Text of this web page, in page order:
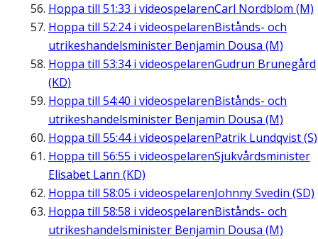
Hoppa till 51:33 i videospelarenCarl Nordblom (M)
Hoppa till 52:24i videospelarenBistånds- och
utrikeshandelsminister Benjamin Dousa (M)
Hoppa till 53:34i videospelarenGudrun Brunegård
(KD)
Hoppa till 54:40 i videospelarenBistånds- och
utrikeshandelsminister Benjamin Dousa (M)
Hoppa till 55:44i videospelarenPatrik Lundqvist (S)
Hoppa till 56:55 i videospelarenSjukvårdsminister
Elisabet Lann (KD)
Hoppa till 58:05 i videospelarenJohnny Svedin (SD)
Hoppa till 58:58 i videospelarenBistånds- och
utrikeshandelsminister Benjamin Dousa (M)